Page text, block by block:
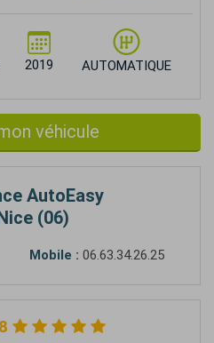
2019 AUTOMATIQUE
véhicule
AutoEasy
(06)
Mobile : 06.63.34.26.25